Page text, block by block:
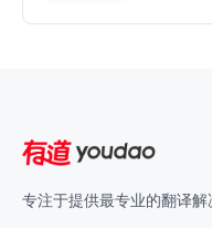
专注于提供最专业的翻译